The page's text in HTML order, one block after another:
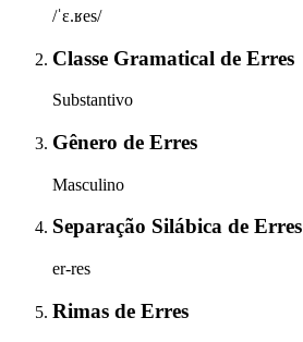
/ˈɛ.ʁes/
Classe Gramatical de Erres
Substantivo
Gênero de Erres
Masculino
Separação Silábica de Erres
er-res
Rimas de Erres